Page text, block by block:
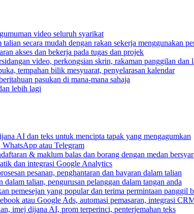
video seluruh syarikat
secara mudah dengan rakan sekerja menggunakan
akses dan bekerja pada tugas dan projek
video, perkongsian skrin, rakaman panggilan dan
tempahan bilik mesyuarat, penyelarasan kalendar
pasukan di mana-mana sahaja
lebih lagi
AI dan teks untuk mencipta tapak yang mengagumkan
WhatsApp atau Telegram
& maklum balas dan borang dengan medan
dan integrasi Google Analytics
pesanan, penghantaran dan bayaran dalam talian
dalam talian, pengurusan pelanggan dalam tangan anda
pemesejan yang popular dan terima permintaan panggil
atau Google Ads, automasi pemasaran, integrasi
imej dijana AI, prom terperinci, penterjemahan teks